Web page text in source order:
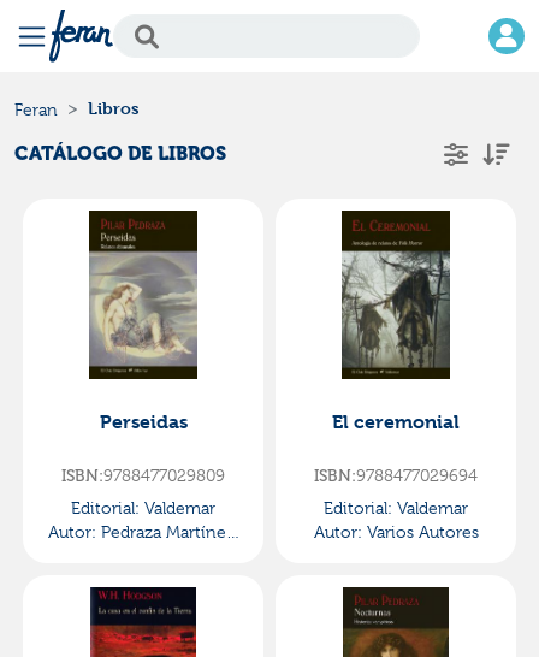
Feran Libros
CATÁLOGO DE LIBROS
Perseidas
ISBN:9788477029809
Editorial: Valdemar
Autor: Pedraza Martínez,
El ceremonial
ISBN:9788477029694
Editorial: Valdemar
Autor: Varios Autores